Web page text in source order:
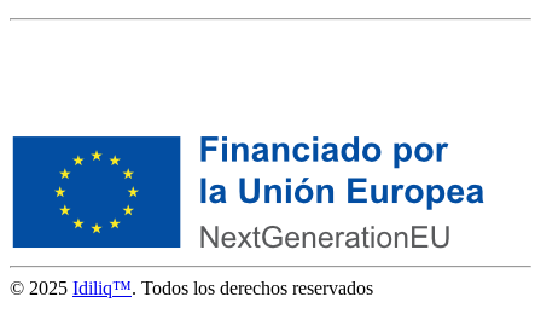
© 2025 Idiliq™. Todos los derechos reservados